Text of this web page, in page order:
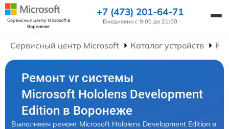
Сервисный центр Microsoftв
Воронеже
+7 (473) 201-64-71
Ежедневно с 9:00 до 21:00
Сервисный центр Microsoft Каталог устройств
Ремонт vr системы
Microsoft Hololens Development
Edition в Воронеже
Выполняем ремонт Microsoft Hololens Development Edition в